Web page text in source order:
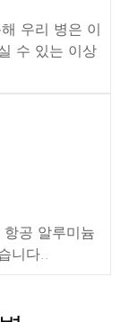
우리 병은 이
수 있는 이상
공 알루미늄
니다..